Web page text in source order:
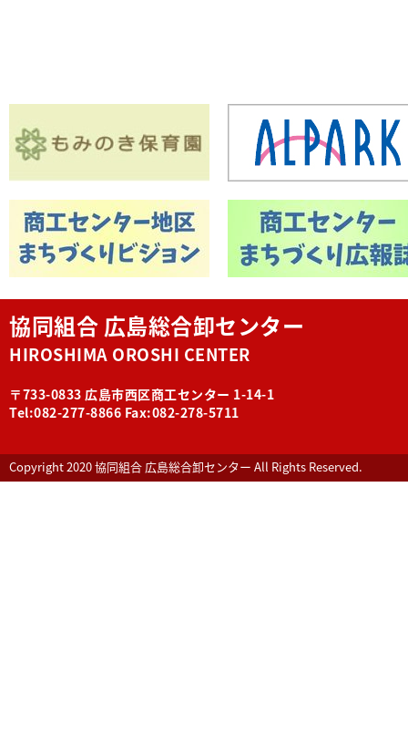
協同組合 広島総合卸センター
HIROSHIMA OROSHI CENTER
〒733-0833 広島市西区商工センター 1-14-1
Tel:082-277-8866 Fax:082-278-5711
Copyright 2020 協同組合 広島総合卸センター All Rights Reserved.